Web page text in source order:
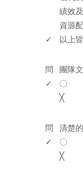
績效
資源
✓
以上
問
團隊
✓
〇
╳
問
清楚
✓
〇
╳